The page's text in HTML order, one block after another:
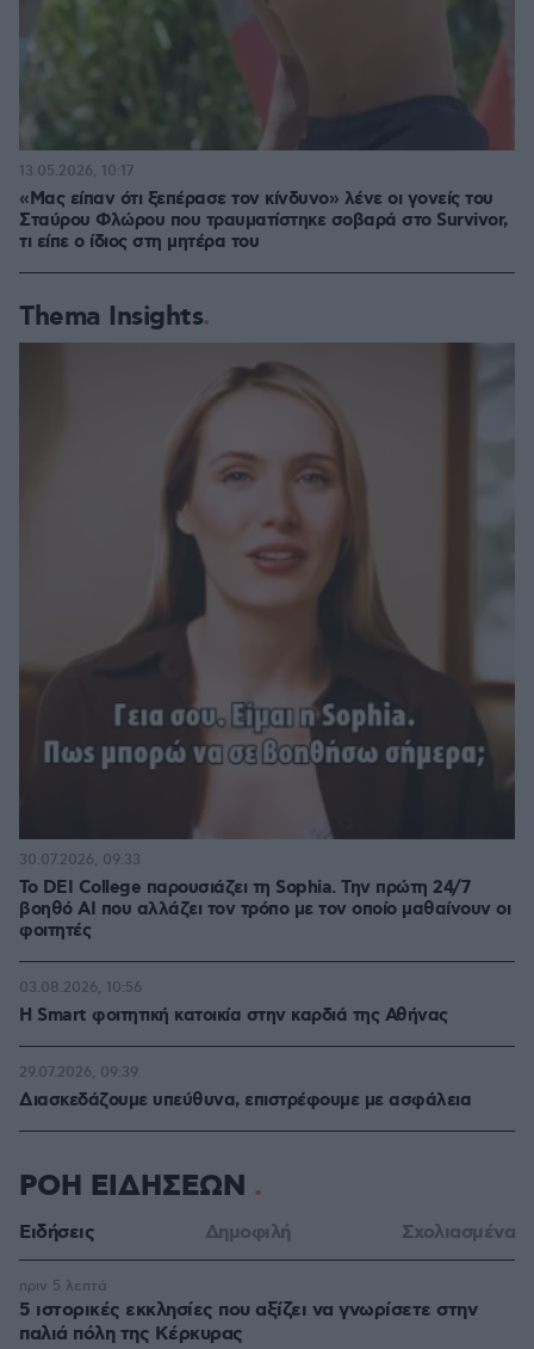
«Μας είπαν ότι ξεπέρασε τον κίνδυνο» λένε οι γονείς του
Σταύρου Φλώρου που τραυματίστηκε σοβαρά στο Survivor,
τι είπε ο ίδιος στη μητέρα του
13.05.2026, 10:17
Thema Insights
Το DEI College παρουσιάζει τη Sophia. Την πρώτη 24/7
βοηθό AI που αλλάζει τον τρόπο με τον οποίο μαθαίνουν οι
φοιτητές
30.07.2026, 09:33
Η Smart φοιτητική κατοικία στην καρδιά της Αθήνας
03.08.2026, 10:56
Διασκεδάζουμε υπεύθυνα, επιστρέφουμε με ασφάλεια
29.07.2026, 09:39
ΡΟΗ ΕΙΔΗΣΕΩΝ
Ειδήσεις Δημοφιλή Σχολιασμένα
5 ιστορικές εκκλησίες που αξίζει να γνωρίσετε στην
παλιά πόλη της Κέρκυρας
πριν 5 λεπτά